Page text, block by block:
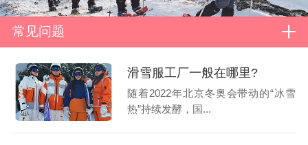
常见问题
滑雪服工厂一般在哪里?
随着2022年北京冬奥会带动的“冰雪
热”持续发酵，国...